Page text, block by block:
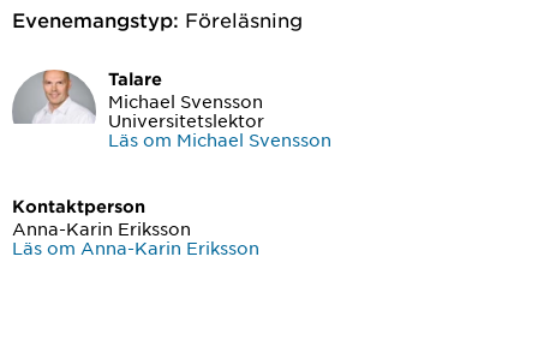
Evenemangstyp: Föreläsning
Talare
Michael Svensson
Universitetslektor
Läs om Michael Svensson
Kontaktperson
Anna-Karin Eriksson
Läs om Anna-Karin Eriksson